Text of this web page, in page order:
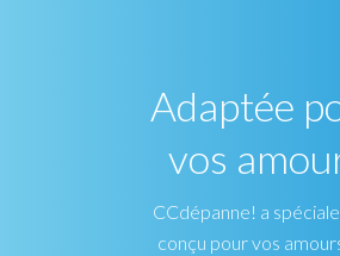
Adaptée
vos
CCdépanne! a
conçu pour vos